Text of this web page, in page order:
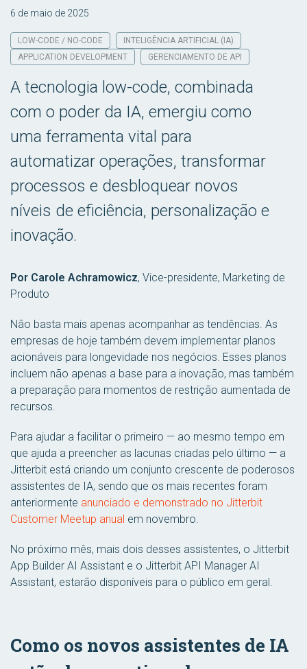
6 de maio de 2025
LOW-CODE / NO-CODE
INTELIGÊNCIA ARTIFICIAL (IA)
APPLICATION DEVELOPMENT
GERENCIAMENTO DE API
A tecnologia low-code, combinada
com o poder da IA, emergiu como
uma ferramenta vital para
automatizar operações, transformar
processos e desbloquear novos
níveis de eficiência, personalização e
inovação.
Por Carole Achramowicz, Vice-presidente, Marketing de
Produto
Não basta mais apenas acompanhar as tendências. As
empresas de hoje também devem implementar planos
acionáveis para longevidade nos negócios. Esses planos
incluem não apenas a base para a inovação, mas também
a preparação para momentos de restrição aumentada de
recursos.
Para ajudar a facilitar o primeiro — ao mesmo tempo em
que ajuda a preencher as lacunas criadas pelo último — a
Jitterbit está criando um conjunto crescente de poderosos
assistentes de IA, sendo que os mais recentes foram
anteriormente anunciado e demonstrado no Jitterbit
Customer Meetup anual em novembro.
No próximo mês, mais dois desses assistentes, o Jitterbit
App Builder AI Assistant e o Jitterbit API Manager AI
Assistant, estarão disponíveis para o público em geral.
Como os novos assistentes de IA